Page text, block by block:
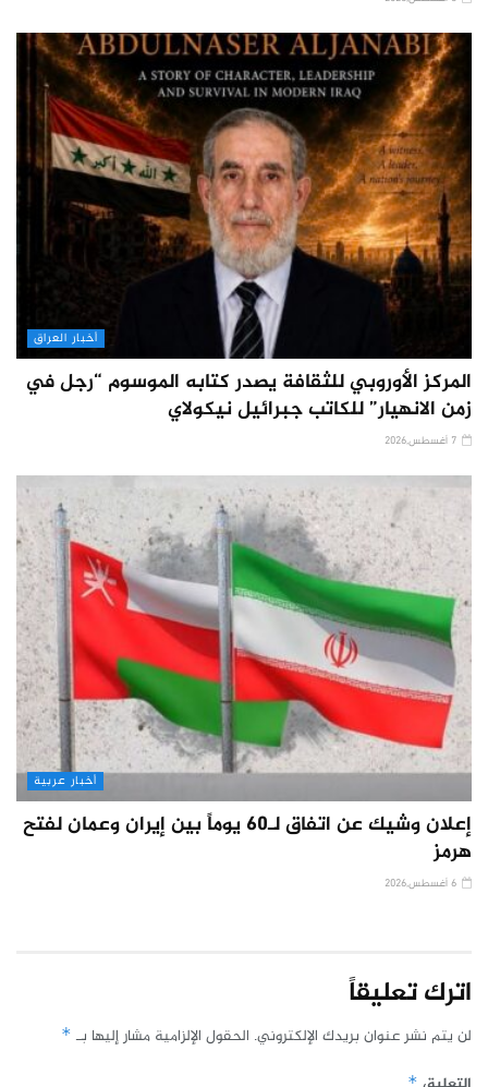
أخبار العراق
المركز الأوروبي للثقافة يصدر كتابه الموسوم “رجل في
زمن الانهيار” للكاتب جبرائيل نيكولاي
أخبار عربية
إعلان وشيك عن اتفاق لـ60 يوماً بين إيران وعمان لفتح
هرمز
اترك تعليقاً
لن يتم نشر عنوان بريدك الإلكتروني. الحقول الإلزامية مشار إليها بـ *
*